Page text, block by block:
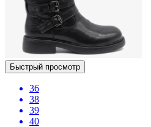
Быстрый просмотр
36
38
39
40